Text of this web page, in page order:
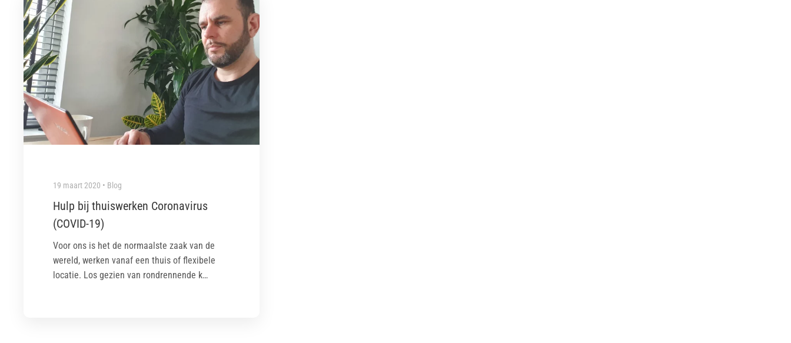
19 maart 2020 • Blog
Hulp bij thuiswerken Coronavirus
(COVID-19)
Voor ons is het de normaalste zaak van de
wereld, werken vanaf een thuis of flexibele
locatie. Los gezien van rondrennende k…